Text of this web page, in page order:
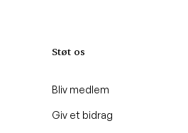
Støt os
Bliv medlem
Giv et bidrag